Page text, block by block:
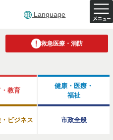
Language
救急医療・消防
教育
健康・医療・
福祉
ビジネス 市政全般